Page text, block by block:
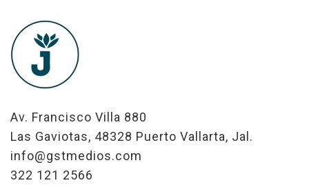
Av. Francisco Villa 880
Las Gaviotas, 48328 Puerto Vallarta, Jal.
info@gstmedios.com
322 121 2566